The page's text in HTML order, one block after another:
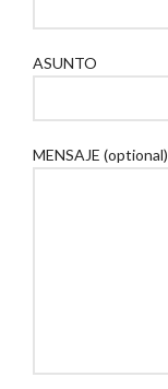
ASUNTO
MENSAJE (optional)